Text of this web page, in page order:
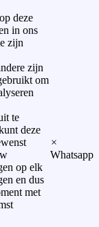
deze
in ons
zijn
zijn
om
te
deze
op elk
en dus
met
×
Whatsapp